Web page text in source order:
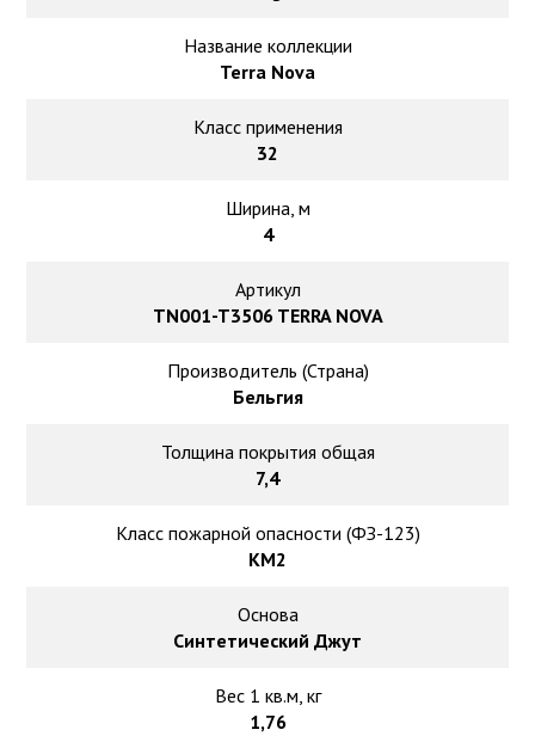
Ковролин оптом
Ковролин под теплый пол
Название коллекции
Terra Nova
Класс применения
32
Ширина, м
4
Артикул
TN001-T3506 TERRA NOVA
Производитель (Страна)
Бельгия
Толщина покрытия общая
7,4
Класс пожарной опасности (ФЗ-123)
КМ2
Основа
Синтетический Джут
Вес 1 кв.м, кг
1,76